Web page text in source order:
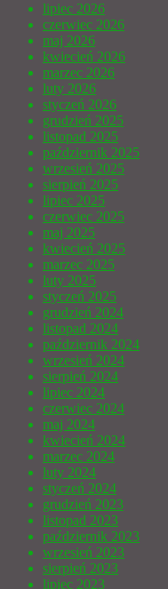
lipiec 2026
czerwiec 2026
maj 2026
kwiecień 2026
marzec 2026
luty 2026
styczeń 2026
grudzień 2025
listopad 2025
październik 2025
wrzesień 2025
sierpień 2025
lipiec 2025
czerwiec 2025
maj 2025
kwiecień 2025
marzec 2025
luty 2025
styczeń 2025
grudzień 2024
listopad 2024
październik 2024
wrzesień 2024
sierpień 2024
lipiec 2024
czerwiec 2024
maj 2024
kwiecień 2024
marzec 2024
luty 2024
styczeń 2024
grudzień 2023
listopad 2023
październik 2023
wrzesień 2023
sierpień 2023
lipiec 2023